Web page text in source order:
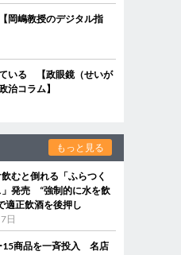
岡嶋教授のデジタル指
いる 【政眼鏡（せいが
治コラム】
もっと見る
むと倒れる「ふらつく
」発売 “強制的に水を飲
適正飲酒を後押し
日
15商品を一斉投入 名店